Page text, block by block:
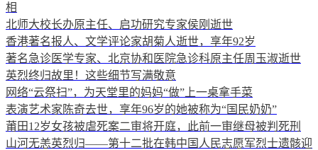
相
北师大校长办原主任、启功研究专家侯刚逝世
香港著名报人、文学评论家胡菊人逝世，享年92岁
著名急诊医学专家、北京协和医院急诊科原主任周玉淑逝世
英烈终归故里！这些细节写满敬意
网络“云祭扫”，为天堂里的妈妈“做”上一桌拿手菜
表演艺术家陈奇去世，享年96岁的她被称为“国民奶奶”
莆田12岁女孩被虐死案二审将开庭，此前一审继母被判死刑
山河无恙英烈归——第十二批在韩中国人民志愿军烈士遗骸迎